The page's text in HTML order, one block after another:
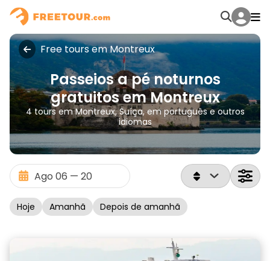
Free tours em Montreux
Passeios a pé noturnos
gratuitos em Montreux
4 tours em Montreux, Suíça, em português e outros
idiomas
Hoje Amanhã Depois de amanhã